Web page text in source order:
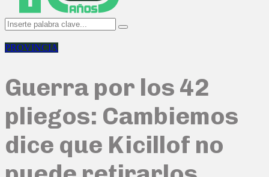
Search
for:
Search
PROVINCIA
Guerra por los 42
pliegos: Cambiemos
dice que Kicillof no